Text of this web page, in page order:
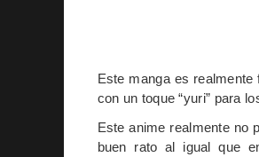
Este manga es
con un toque “yuri” para
Este anime realmente no
buen rato al igual que